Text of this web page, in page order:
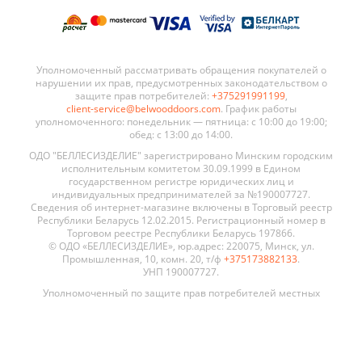
Уполномоченный рассматривать обращения покупателей о
нарушении их прав, предусмотренных законодательством о
защите прав потребителей: +375291991199,
client-service@belwooddoors.com. График работы
уполномоченного: понедельник — пятница: с 10:00 до 19:00;
обед: с 13:00 до 14:00.
ОДО "БЕЛЛЕСИЗДЕЛИЕ" зарегистрировано Минским городским
исполнительным комитетом 30.09.1999 в Едином
государственном регистре юридических лиц и
индивидуальных предпринимателей за №190007727.
Сведения об интернет-магазине включены в Торговый реестр
Республики Беларусь 12.02.2015. Регистрационный номер в
Торговом реестре Республики Беларусь 197866.
© ОДО «БЕЛЛЕСИЗДЕЛИЕ», юр.адрес: 220075, Минск, ул.
Промышленная, 10, комн. 20, т/ф +375173882133.
УНП 190007727.
Уполномоченный по защите прав потребителей местных